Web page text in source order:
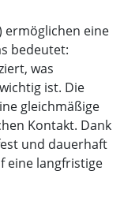
ermöglichen eine
bedeutet:
was
ist. Die
gleichmäßige
Kontakt. Dank
und dauerhaft
eine langfristige